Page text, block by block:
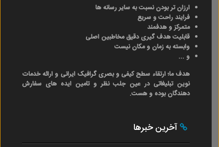
ارزان تر بودن نسبت به سایر رسانه ها
فرایند راحت و سریع
متمرکز و هدفمند
قابلیت هدف گیری دقیق مخاطبین اصلی
وابسته به زمان و مکان نیست
و ...
هدف ما؛ ارتقاء سطح کیفی و بصری گرافیک ایرانی و ارائه خدمات
نوین تبلیغاتی در عین جلب نظر و تامین ایده های سفارش
دهندگان بوده و هست.
آخرین خبرها